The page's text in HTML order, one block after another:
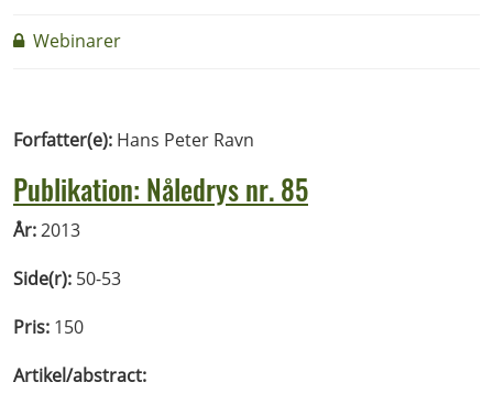
Webinarer
Forfatter(e): Hans Peter Ravn
Publikation: Nåledrys nr. 85
År:2013
Side(r): 50-53
Pris: 150
Artikel/abstract: